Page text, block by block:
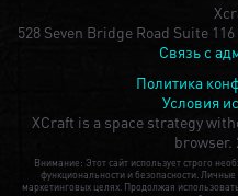
528 Seven Bridge Road Suite
Связь с
Политика
Условия
XCraft is a space strategy
browser.
Внимание: Этот сайт использует строго
функциональности и безопасности.
маркетинговых целях. Продолжая